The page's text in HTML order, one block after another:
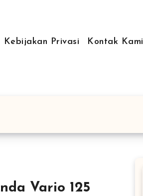
Kebijakan Privasi Kontak Kami
Vario 125